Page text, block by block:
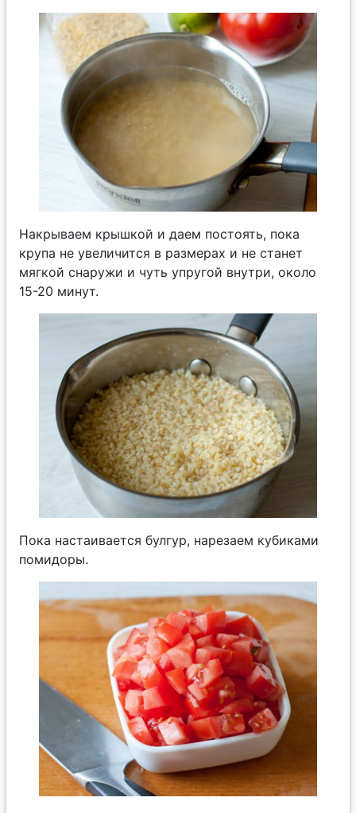
Накрываем крышкой и даем постоять, пока
крупа не увеличится в размерах и не станет
мягкой снаружи и чуть упругой внутри, около
15-20 минут.
Пока настаивается булгур, нарезаем кубиками
помидоры.